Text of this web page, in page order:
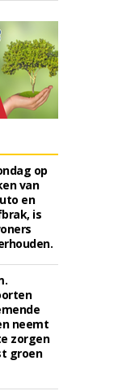
op
van
en
is
neemt
zorgen
groen